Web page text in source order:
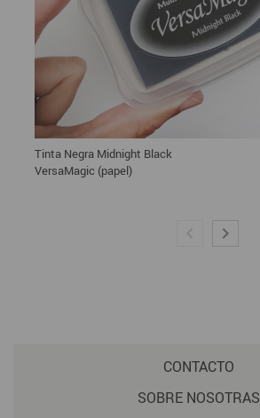
Tinta Negra Midnight Black
VersaMagic (papel)
CONTACTO
SOBRE NOSOTRAS